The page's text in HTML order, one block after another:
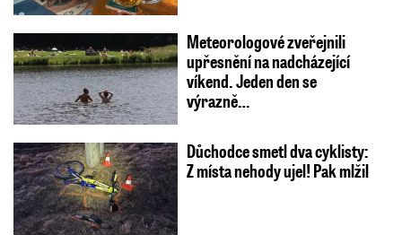
Meteorologové zveřejnili
upřesnění na nadcházející
víkend. Jeden den se
výrazně…
Důchodce smetl dva cyklisty:
Z místa nehody ujel! Pak mlžil